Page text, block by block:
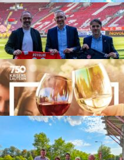
FB News
FB News
NOVOLINE
1. FC
FB Kultur
GENÜSSE
VON
MINISTER